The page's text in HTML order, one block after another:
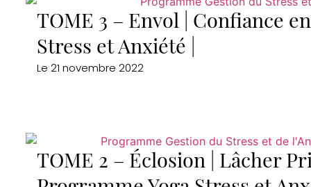
TOME 3 – Envol | Confiance
Stress et Anxiété |
Le 21 novembre 2022
TOME 2 – Éclosion | Lâcher